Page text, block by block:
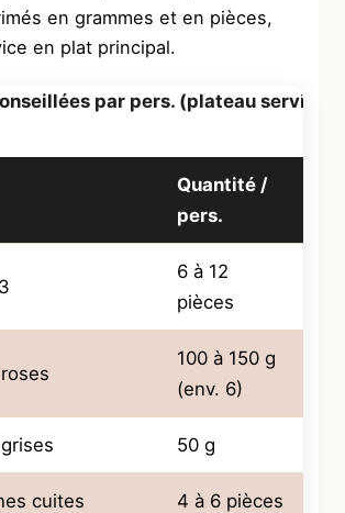
en grammes et en pièces,
en plat principal.
par pers. (plateau servi en
Quantité /
pers.
6 à 12
pièces
100 à 150 g
(env. 6)
50 g
cuites 4 à 6 pièces